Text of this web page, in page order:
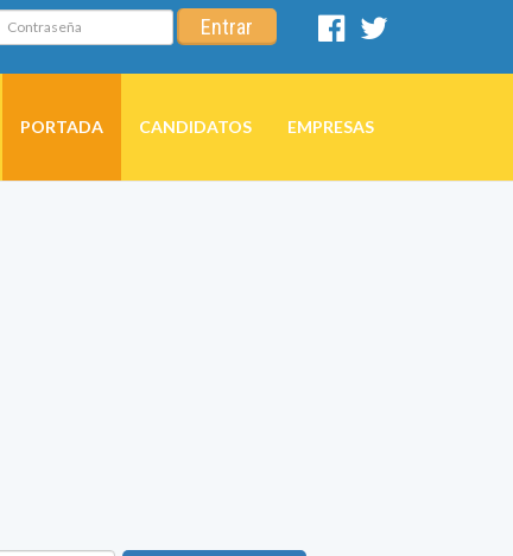
Entrar
Facebook
PORTADA CANDIDATOS EMPRESAS